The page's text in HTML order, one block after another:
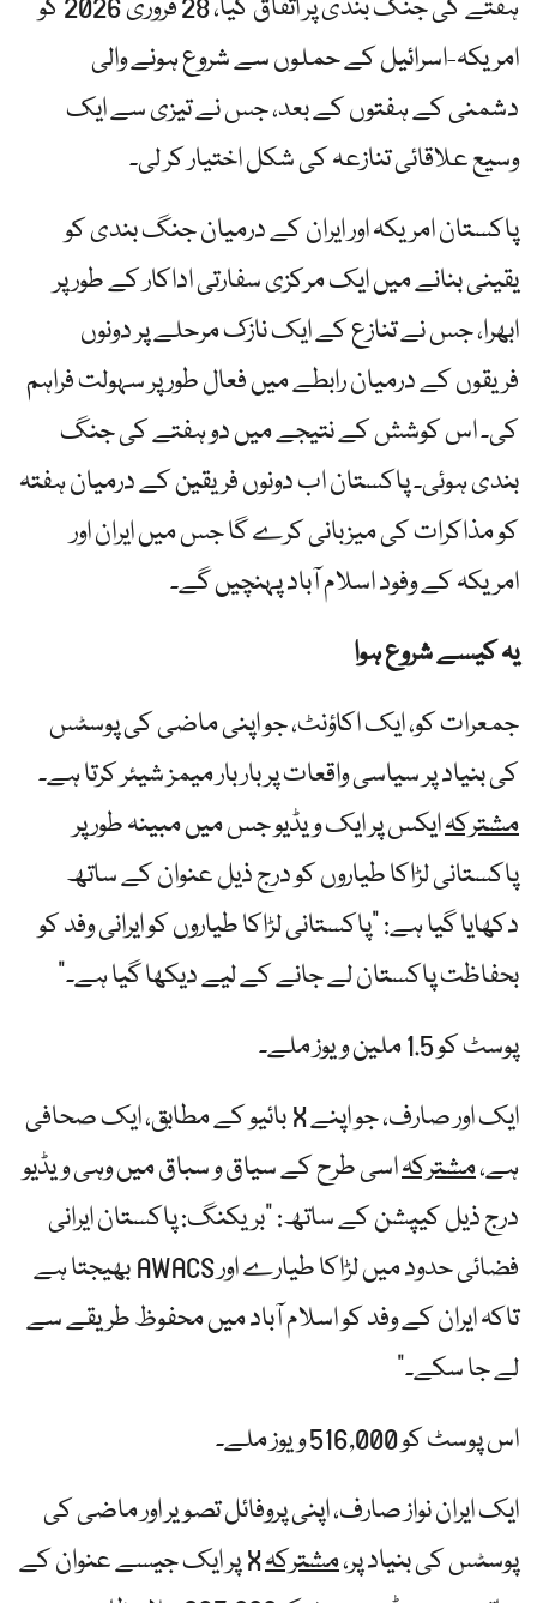
ہفتے کی جنگ بندی پر اتفاق کیا، 28 فروری 2026 کو
امریکہ-اسرائیل کے حملوں سے شروع ہونے والی
دشمنی کے ہفتوں کے بعد، جس نے تیزی سے ایک
وسیع علاقائی تنازعہ کی شکل اختیار کر لی۔
پاکستان امریکہ اور ایران کے درمیان جنگ بندی کو
یقینی بنانے میں ایک مرکزی سفارتی اداکار کے طور پر
ابھرا، جس نے تنازع کے ایک نازک مرحلے پر دونوں
فریقوں کے درمیان رابطے میں فعال طور پر سہولت فراہم
کی۔ اس کوشش کے نتیجے میں دو ہفتے کی جنگ
بندی ہوئی۔ پاکستان اب دونوں فریقین کے درمیان ہفتہ
کو مذاکرات کی میزبانی کرے گا جس میں ایران اور
امریکہ کے وفود اسلام آباد پہنچیں گے۔
یہ کیسے شروع ہوا
جمعرات کو، ایک اکاؤنٹ، جو اپنی ماضی کی پوسٹس
کی بنیاد پر سیاسی واقعات پر بار بار میمز شیئر کرتا ہے۔
مشترکہایکس پر ایک ویڈیو جس میں مبینہ طور پر
پاکستانی لڑاکا طیاروں کو درج ذیل عنوان کے ساتھ
دکھایا گیا ہے: "پاکستانی لڑاکا طیاروں کو ایرانی وفد کو
بحفاظت پاکستان لے جانے کے لیے دیکھا گیا ہے۔”
پوسٹ کو 1.5 ملین ویوز ملے۔
ایک اور صارف، جو اپنے X بائیو کے مطابق، ایک صحافی
ہے،مشترکہاسی طرح کے سیاق و سباق میں وہی ویڈیو
درج ذیل کیپشن کے ساتھ: "بریکنگ: پاکستان ایرانی
فضائی حدود میں لڑاکا طیارے اور AWACS بھیجتا ہے
تاکہ ایران کے وفد کو اسلام آباد میں محفوظ طریقے سے
لے جا سکے۔”
اس پوسٹ کو 516,000 ویوز ملے۔
ایک ایران نواز صارف، اپنی پروفائل تصویر اور ماضی کی
پوسٹس کی بنیاد پر،مشترکہ X پر ایک جیسے عنوان کے